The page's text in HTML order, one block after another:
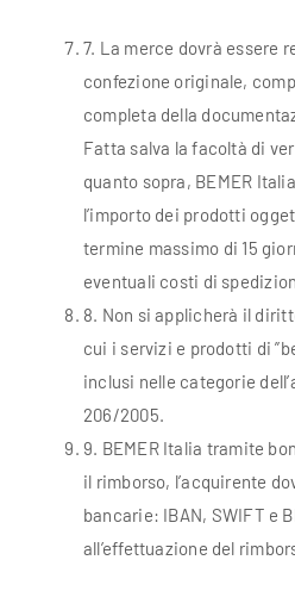
7. La merce dovrà essere
confezione originale,
completa della
Fatta salva la facoltà di
quanto sopra, BEMER
l’importo dei prodotti
termine massimo di 15
eventuali costi di
8. Non si applicherà il
cui i servizi e prodotti di
inclusi nelle categorie
206/2005.
9. BEMERItalia tramite
il rimborso, l’acquirente
bancarie: IBAN, SWIFT e
all’effettuazione del